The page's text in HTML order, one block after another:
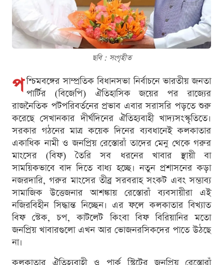
ছবি : সংগৃহীত
প শ্চিমবঙ্গের সাম্প্রতিক বিধানসভা নির্বাচনে ভারতীয় জনতা
পার্টির (বিজেপি) ঐতিহাসিক জয়ের পর রাজ্যের
রাজনৈতিক পটপরিবর্তনের প্রভাব এবার সরাসরি পড়তে শুরু
করেছে সেখানকার দীর্ঘদিনের ঐতিহ্যবাহী খাদ্যসংস্কৃতিতে।
সরকার গঠনের মাত্র কয়েক দিনের ব্যবধানেই কলকাতার
একাধিক নামী ও জনপ্রিয় রেস্তোরাঁ তাদের মেনু থেকে গরুর
মাংসের (বিফ) তৈরি সব ধরনের খাবার স্থায়ী বা
সাময়িকভাবে বাদ দিতে বাধ্য হচ্ছে। নতুন প্রশাসনের কড়া
নজরদারি, গরুর মাংসের তীব্র সরবরাহ সংকট এবং সম্ভাব্য
সামাজিক উত্তেজনার আশঙ্কায় রেস্তোরাঁ ব্যবসায়ীরা এই
নজিরবিহীন সিদ্ধান্ত নিচ্ছেন। এর ফলে কলকাতার বিখ্যাত
বিফ স্টেক, চপ, কাটলেট কিংবা বিফ বিরিয়ানির মতো
জনপ্রিয় খাবারগুলো এখন আর ভোজনরসিকদের পাতে উঠছে
না।